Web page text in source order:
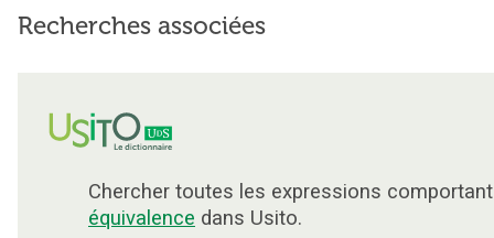
Recherches associées
Chercher toutes les expressions
équivalence dans Usito.